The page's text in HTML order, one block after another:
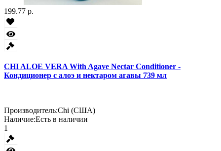
199.77 р.
CHI ALOE VERA With Agave Nectar Conditioner -
Кондиционер с алоэ и нектаром агавы 739 мл
Производитель:Chi (США)
Наличие:Есть в наличии
1